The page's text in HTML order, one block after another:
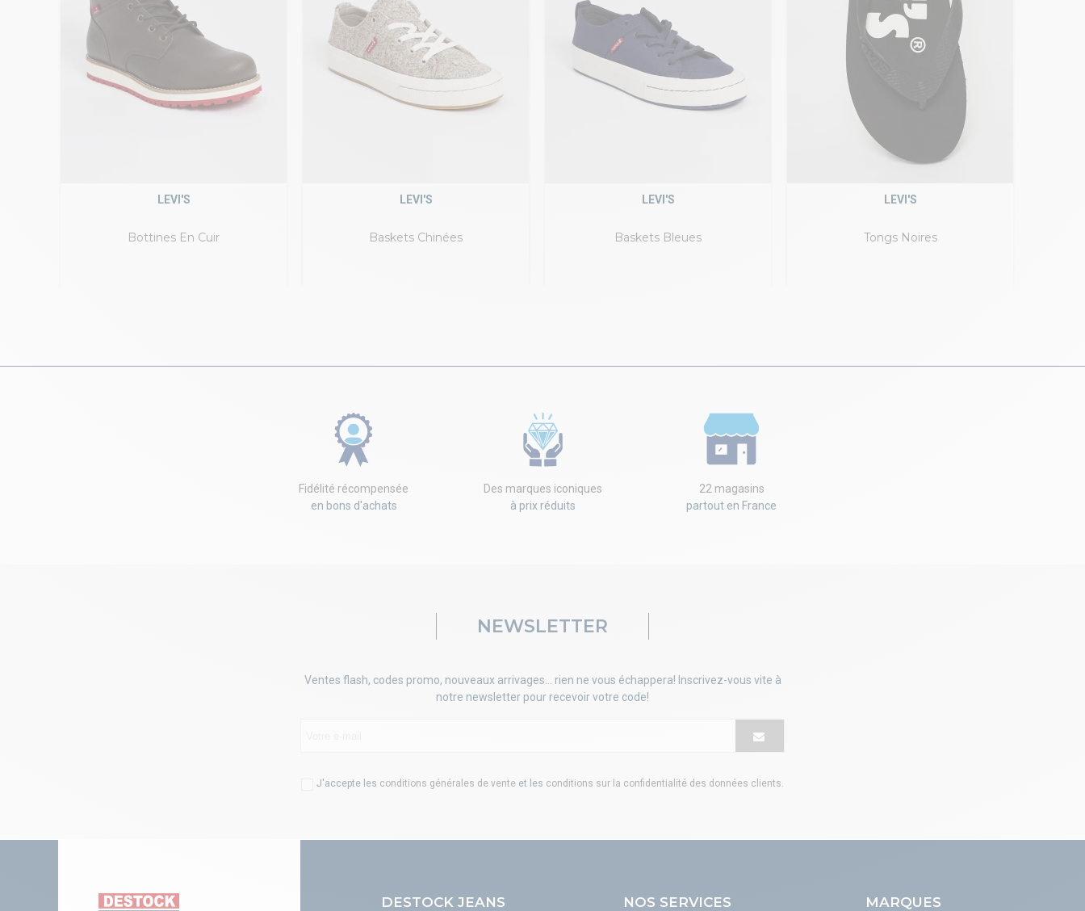
Bottines En Cuir
LEVI'S
Baskets Chinées
LEVI'S
Baskets Bleues
LEVI'S
Tongs Noires
LEVI'S
Fidélité récompensée
en bons d'achats
Des marques iconiques
à prix réduits
22 magasins
partout en France
NEWSLETTER
Ventes flash, codes promo, nouveaux arrivages... rien ne vous échappera! Inscrivez-vous vite à
notre newsletter pour recevoir votre code!
J'accepte les conditions générales de vente et les conditions sur la confidentialité des données clients.
DESTOCK JEANS NOS SERVICES MARQUES